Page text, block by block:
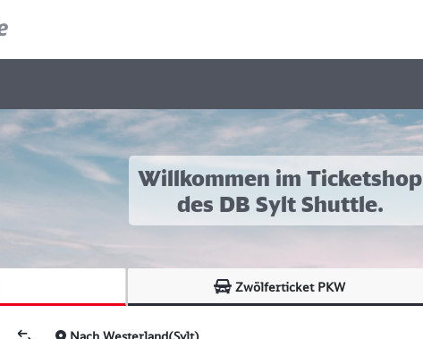
Willkommen im Ticketshop
des DB Sylt Shuttle.
Zwölferticket PKW